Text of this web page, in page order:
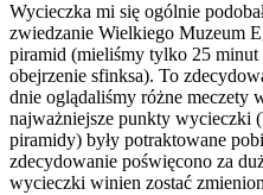
Wycieczka mi się ogólnie
zwiedzanie Wielkiego Muzeum
piramid (mieliśmy tylko 25
obejrzenie sfinksa). To
dnie oglądaliśmy różne meczety
najważniejsze punkty wycieczki
piramidy) były potraktowane
zdecydowanie poświęcono za
wycieczki winien zostać